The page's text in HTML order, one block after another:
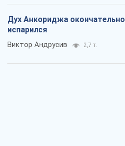
Дух Анкориджа окончательно
испарился
Виктор Андрусив 2,7 т.